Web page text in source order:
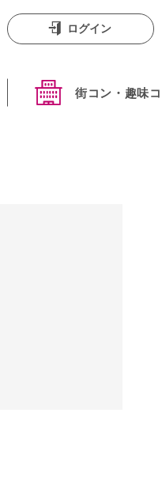
街コン・趣味
ログイン